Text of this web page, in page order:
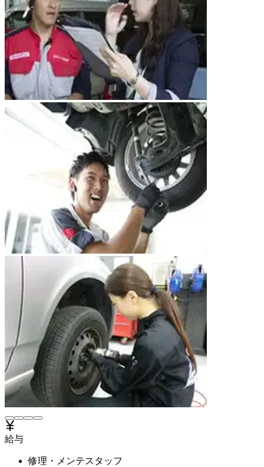
給与
修理・メンテスタッフ